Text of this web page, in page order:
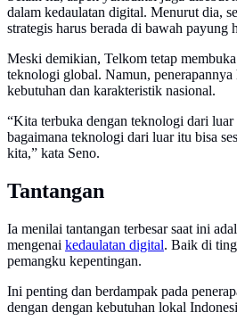
dalam kedaulatan digital. Menurut dia,
strategis harus berada di bawah payung
Meski demikian, Telkom tetap
teknologi global. Namun, penerapannya
kebutuhan dan karakteristik nasional.
“Kita terbuka dengan teknologi dari
bagaimana teknologi dari luar itu bisa
kita,” kata Seno.
Tantangan
Ia menilai tantangan terbesar saat ini
mengenai kedaulatan digital. Baik di
pemangku kepentingan.
Ini penting dan berdampak pada
dengan dengan kebutuhan lokal